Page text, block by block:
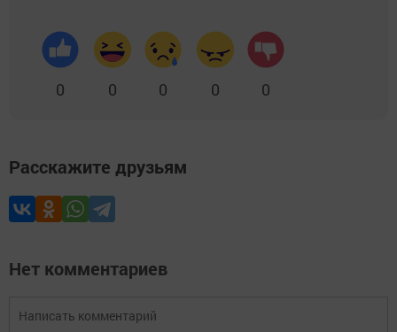
0 0 0 0 0
Расскажите друзьям
Нет комментариев